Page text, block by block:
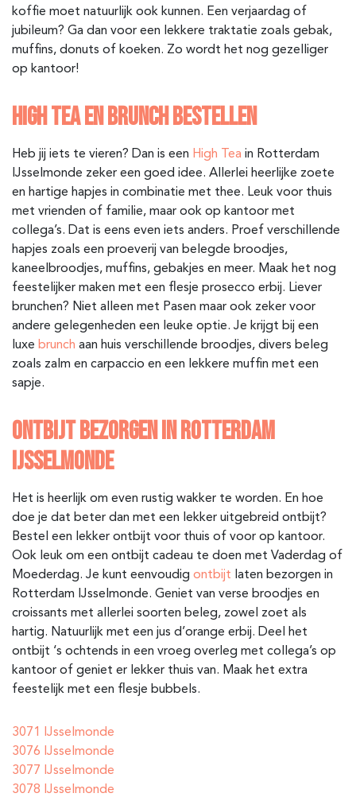
koffie moet natuurlijk ook kunnen. Een verjaardag of
jubileum? Ga dan voor een lekkere traktatie zoals gebak,
muffins, donuts of koeken. Zo wordt het nog gezelliger
op kantoor!
HIGH TEA EN BRUNCH BESTELLEN
Heb jij iets te vieren? Dan is een High Tea in Rotterdam
IJsselmonde zeker een goed idee. Allerlei heerlijke zoete
en hartige hapjes in combinatie met thee. Leuk voor thuis
met vrienden of familie, maar ook op kantoor met
collega’s. Dat is eens even iets anders. Proef verschillende
hapjes zoals een proeverij van belegde broodjes,
kaneelbroodjes, muffins, gebakjes en meer. Maak het nog
feestelijker maken met een flesje prosecco erbij. Liever
brunchen? Niet alleen met Pasen maar ook zeker voor
andere gelegenheden een leuke optie. Je krijgt bij een
luxe brunch aan huis verschillende broodjes, divers beleg
zoals zalm en carpaccio en een lekkere muffin met een
sapje.
ONTBIJT BEZORGEN IN ROTTERDAM
IJSSELMONDE
Het is heerlijk om even rustig wakker te worden. En hoe
doe je dat beter dan met een lekker uitgebreid ontbijt?
Bestel een lekker ontbijt voor thuis of voor op kantoor.
Ook leuk om een ontbijt cadeau te doen met Vaderdag of
Moederdag. Je kunt eenvoudig ontbijt laten bezorgen in
Rotterdam IJsselmonde. Geniet van verse broodjes en
croissants met allerlei soorten beleg, zowel zoet als
hartig. Natuurlijk met een jus d’orange erbij. Deel het
ontbijt ‘s ochtends in een vroeg overleg met collega’s op
kantoor of geniet er lekker thuis van. Maak het extra
feestelijk met een flesje bubbels.
3071 IJsselmonde
3076 IJsselmonde
3077 IJsselmonde
3078 IJsselmonde